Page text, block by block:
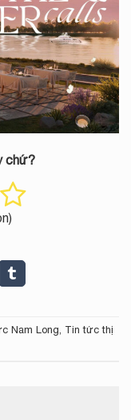
chứ?
Nam Long, Tin tức thị